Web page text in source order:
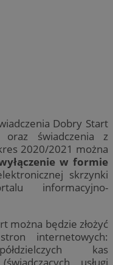
Dobry Start
oraz świadczenia z
2020/2021 można
w formie
skrzynki
informacyjno-
można będzie złożyć
internetowych:
kas
usługi